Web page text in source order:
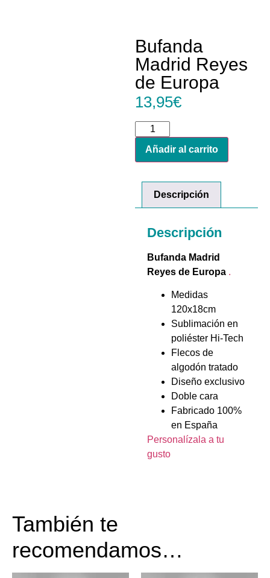
Bufanda
Madrid Reyes
de Europa
13,95€
Añadir al carrito
Descripción
Descripción
Bufanda Madrid
Reyes de Europa .
Medidas
120x18cm
Sublimación en
poliéster Hi-Tech
Flecos de
algodón tratado
Diseño exclusivo
Doble cara
Fabricado 100%
en España
Personalízala a tu
gusto
También te
recomendamos…